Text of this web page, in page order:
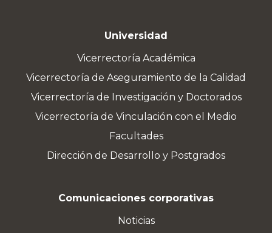
Universidad
Vicerrectoría Académica
Vicerrectoría de Aseguramiento de la Calidad
Vicerrectoría de Investigación y Doctorados
Vicerrectoría de Vinculación con el Medio
Facultades
Dirección de Desarrollo y Postgrados
Comunicaciones corporativas
Noticias